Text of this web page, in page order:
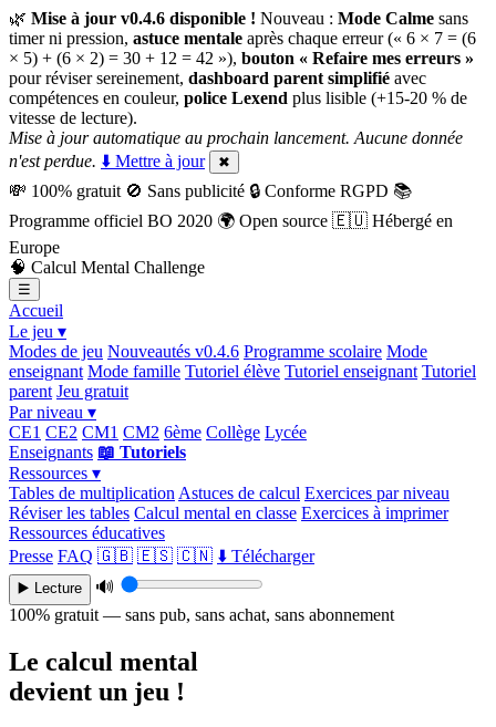
🌿 Mise à jour v0.4.6 disponible ! Nouveau : Mode Calme sans
timer ni pression, astuce mentale après chaque erreur (« 6 × 7 = (6
× 5) + (6 × 2) = 30 + 12 = 42 »), bouton « Refaire mes erreurs »
pour réviser sereinement, dashboard parent simplifié avec
compétences en couleur, police Lexend plus lisible (+15-20 % de
vitesse de lecture).
Mise à jour automatique au prochain lancement. Aucune donnée
n'est perdue. ⬇️ Mettre à jour ✖
💸 100% gratuit 🚫 Sans publicité 🔒 Conforme RGPD 📚
Programme officiel BO 2020 🌍 Open source 🇪🇺 Hébergé en
Europe
🧠 Calcul Mental Challenge
☰
Accueil
Le jeu ▾
Modes de jeu Nouveautés v0.4.6 Programme scolaire Mode
enseignant Mode famille Tutoriel élève Tutoriel enseignant Tutoriel
parent Jeu gratuit
Par niveau ▾
CE1 CE2 CM1 CM2 6ème Collège Lycée
Enseignants 📖 Tutoriels
Ressources ▾
Tables de multiplication Astuces de calcul Exercices par niveau
Réviser les tables Calcul mental en classe Exercices à imprimer
Ressources éducatives
Presse FAQ 🇬🇧 🇪🇸 🇨🇳 ⬇️ Télécharger
▶️ Lecture
🔊
100% gratuit — sans pub, sans achat, sans abonnement
Le calcul mental
devient un jeu !